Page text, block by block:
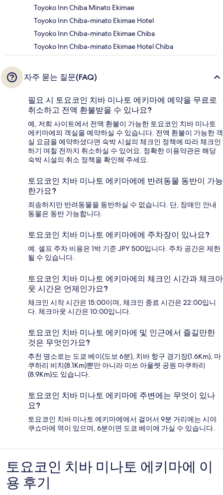
Toyoko Inn Chiba Minato Ekimae
Toyoko Inn Chiba-minato Ekimae Hotel
Toyoko Inn Chiba-minato Ekimae Chiba
Toyoko Inn Chiba-minato Ekimae Hotel Chiba
자주 묻는 질문(FAQ)
필요 시 토요코인 치바 미나토 에키마에 예약을 무료로
취소하고 전액 환불받을 수 있나요?
예, 저희 사이트에서 전액 환불이 가능한 토요코인 치바 미나토
에키마에의 객실을 예약하실 수 있습니다. 전액 환불이 가능한 객
실 요금을 예약하셨다면 숙박 시설의 체크인 정책에 따라 체크인
하기 며칠 전까지 취소하실 수 있어요. 정확한 이용약관은 해당
숙박 시설의 취소 정책을 확인해 주세요.
토요코인 치바 미나토 에키마에에 반려동물 동반이 가능
한가요?
죄송하지만 반려동물을 동반하실 수 없습니다. 단, 장애인 안내
동물은 동반 가능합니다.
토요코인 치바 미나토 에키마에에 주차장이 있나요?
예. 셀프 주차 비용은 1박 기준 JPY 500입니다. 주차 공간은 제한
될 수 있습니다.
토요코인 치바 미나토 에키마에의 체크인 시간과 체크아
웃 시간은 언제인가요?
체크인 시작 시간은 15:00이며, 체크인 종료 시간은 22:00입니
다. 체크아웃 시간은 10:00입니다.
토요코인 치바 미나토 에키마에 및 인근에서 즐길만한
것은 무엇인가요?
추천 명소로는 도쿄 베이(도보 6분), 치바 항구 경기장(1.6Km), 마
쿠하리 비치(8.1Km)뿐만 아니라 미쓰 아울렛 공원 마쿠하리
(8.9Km)도 있습니다.
토요코인 치바 미나토 에키마에 주변에는 무엇이 있나
요?
토요코인 치바 미나토 에키마에에서 걸어서 9분 거리에는 시야
쿠쇼마에 역이 있으며, 6분이면 도쿄 베이에 가실 수 있습니다.
이
용
토요코인 치바 미나토 에키마에 이
용 후기